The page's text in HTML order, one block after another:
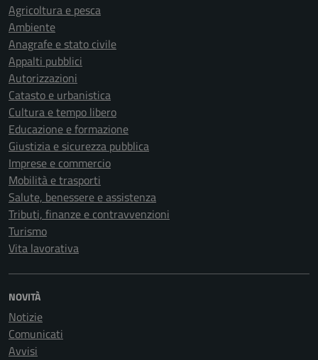
Agricoltura e pesca
Ambiente
Anagrafe e stato civile
Appalti pubblici
Autorizzazioni
Catasto e urbanistica
Cultura e tempo libero
Educazione e formazione
Giustizia e sicurezza pubblica
Imprese e commercio
Mobilità e trasporti
Salute, benessere e assistenza
Tributi, finanze e contravvenzioni
Turismo
Vita lavorativa
NOVITÀ
Notizie
Comunicati
Avvisi